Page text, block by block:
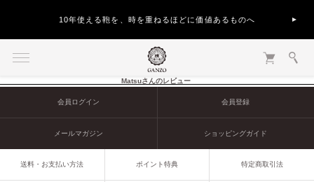
10年使える鞄を、時を重ねるほどに価値あるものへ
Matsuさんのレビュー
会員ログイン 会員登録
メールマガジン ショッピングガイド
送料・お支払い方法 ポイント特典 特定商取引法